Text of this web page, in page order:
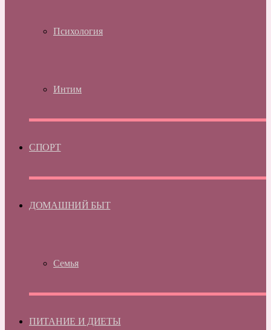
Психология
Интим
СПОРТ
ДОМАШНИЙ БЫТ
Семья
ПИТАНИЕ И ДИЕТЫ